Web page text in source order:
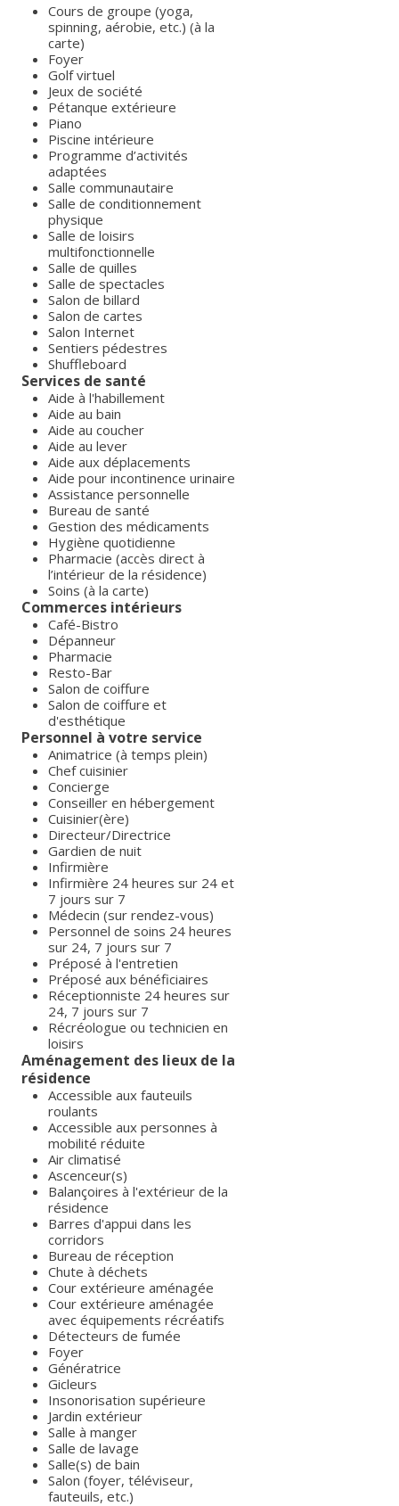
Cours de groupe (yoga,
spinning, aérobie, etc.) (à la
carte)
Foyer
Golf virtuel
Jeux de société
Pétanque extérieure
Piano
Piscine intérieure
Programme d’activités
adaptées
Salle communautaire
Salle de conditionnement
physique
Salle de loisirs
multifonctionnelle
Salle de quilles
Salle de spectacles
Salon de billard
Salon de cartes
Salon Internet
Sentiers pédestres
Shuffleboard
Services de santé
Aide à l'habillement
Aide au bain
Aide au coucher
Aide au lever
Aide aux déplacements
Aide pour incontinence urinaire
Assistance personnelle
Bureau de santé
Gestion des médicaments
Hygiène quotidienne
Pharmacie (accès direct à
l’intérieur de la résidence)
Soins (à la carte)
Commerces intérieurs
Café-Bistro
Dépanneur
Pharmacie
Resto-Bar
Salon de coiffure
Salon de coiffure et
d'esthétique
Personnel à votre service
Animatrice (à temps plein)
Chef cuisinier
Concierge
Conseiller en hébergement
Cuisinier(ère)
Directeur/Directrice
Gardien de nuit
Infirmière
Infirmière 24 heures sur 24 et
7 jours sur 7
Médecin (sur rendez-vous)
Personnel de soins 24 heures
sur 24, 7 jours sur 7
Préposé à l'entretien
Préposé aux bénéficiaires
Réceptionniste 24 heures sur
24, 7 jours sur 7
Récréologue ou technicien en
loisirs
Aménagement des lieux de la
résidence
Accessible aux fauteuils
roulants
Accessible aux personnes à
mobilité réduite
Air climatisé
Ascenceur(s)
Balançoires à l'extérieur de la
résidence
Barres d'appui dans les
corridors
Bureau de réception
Chute à déchets
Cour extérieure aménagée
Cour extérieure aménagée
avec équipements récréatifs
Détecteurs de fumée
Foyer
Génératrice
Gicleurs
Insonorisation supérieure
Jardin extérieur
Salle à manger
Salle de lavage
Salle(s) de bain
Salon (foyer, téléviseur,
fauteuils, etc.)